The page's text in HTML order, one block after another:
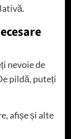
nevoie de
pildă, puteți
afișe și alte